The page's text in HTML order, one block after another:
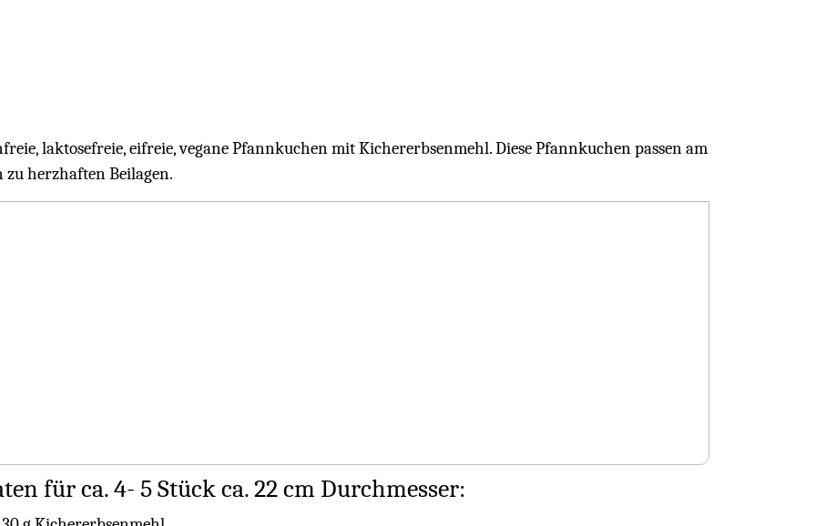
laktosefreie, eifreie, vegane Pfannkuchen mit Kichererbsenmehl. Diese Pfannkuchen passen am
zu herzhaften Beilagen.
für ca. 4- 5 Stück ca. 22 cm Durchmesser: